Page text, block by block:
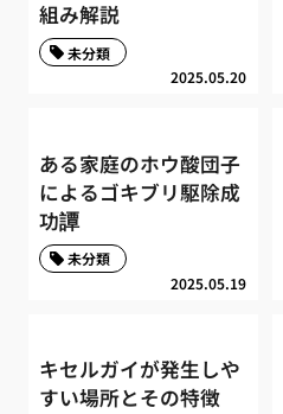
組み解説
2025.05.20
未分類
ある家庭のホウ酸団子
によるゴキブリ駆除成
功譚
2025.05.19
未分類
キセルガイが発生しや
すい場所とその特徴